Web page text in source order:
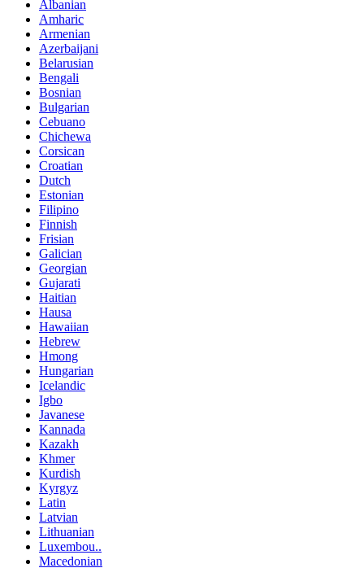
Albanian
Amharic
Armenian
Azerbaijani
Belarusian
Bengali
Bosnian
Bulgarian
Cebuano
Chichewa
Corsican
Croatian
Dutch
Estonian
Filipino
Finnish
Frisian
Galician
Georgian
Gujarati
Haitian
Hausa
Hawaiian
Hebrew
Hmong
Hungarian
Icelandic
Igbo
Javanese
Kannada
Kazakh
Khmer
Kurdish
Kyrgyz
Latin
Latvian
Lithuanian
Luxembou..
Macedonian